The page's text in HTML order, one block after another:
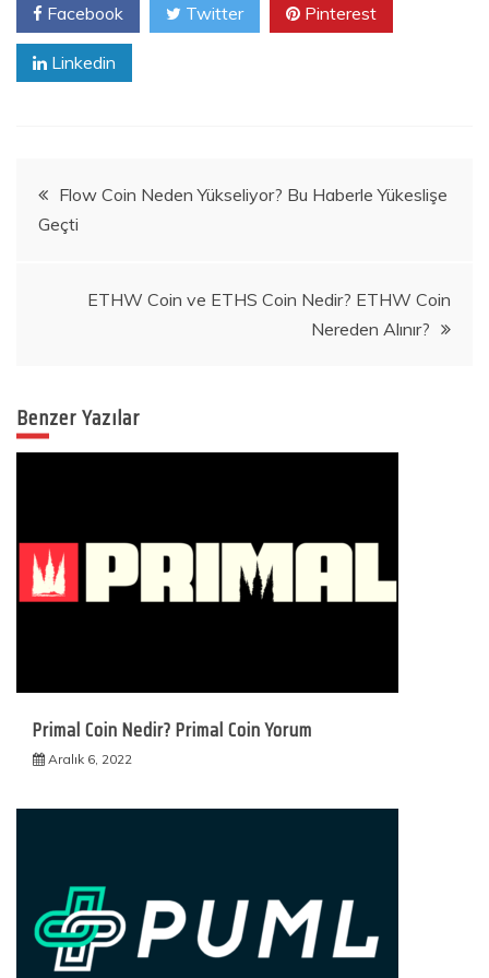
Facebook Twitter Pinterest
Linkedin
Yazı
gezinmesi
Flow Coin Neden Yükseliyor? Bu Haberle Yükeslişe
Geçti
ETHW Coin ve ETHS Coin Nedir? ETHW Coin
Nereden Alınır?
Benzer Yazılar
Primal Coin Nedir? Primal Coin Yorum
Aralık 6, 2022